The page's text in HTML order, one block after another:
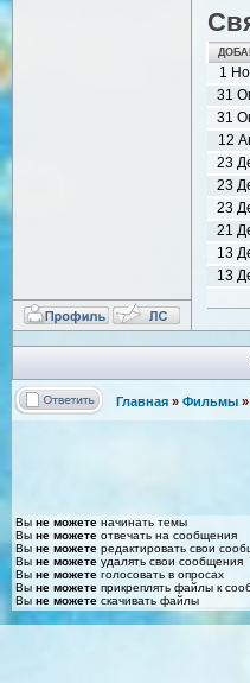
1
31
31
12
23
23
23
21
13
13
Главная » Фильмы »
Вы не можете начинать темы
Вы не можете отвечать на сообщения
Вы не можете редактировать свои
Вы не можете удалять свои сообщения
Вы не можете голосовать в опросах
Вы не можете прикреплять файлы к
Вы не можете скачивать файлы